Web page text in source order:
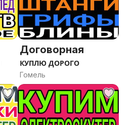
Договорная
КУПЛЮ ДОРОГО
Гомель